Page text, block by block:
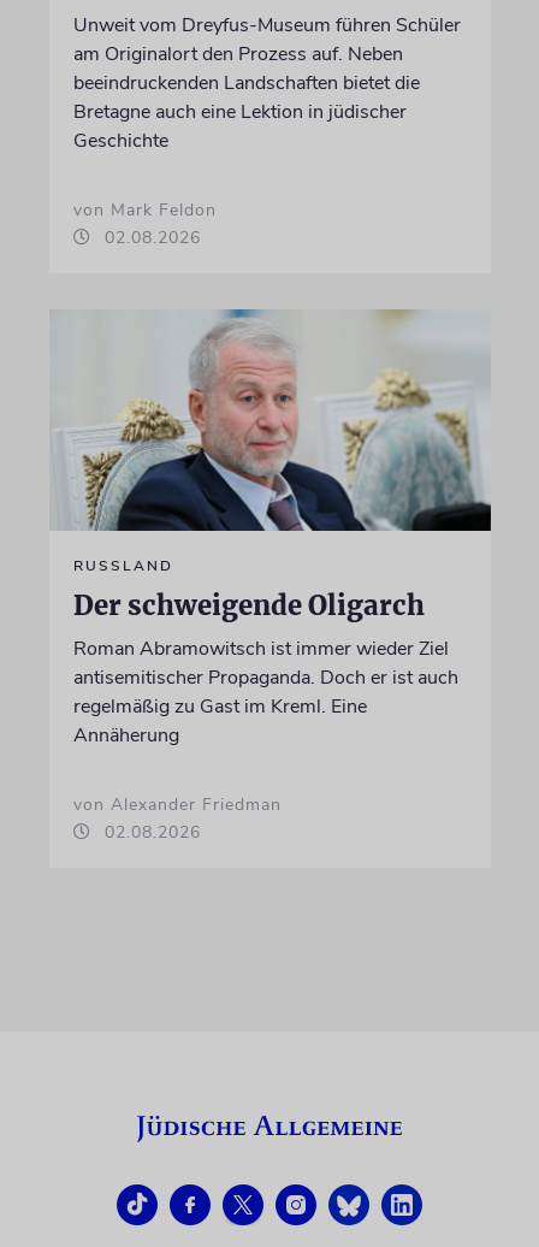
Unweit vom Dreyfus-Museum führen Schüler
am Originalort den Prozess auf. Neben
beeindruckenden Landschaften bietet die
Bretagne auch eine Lektion in jüdischer
Geschichte
von Mark Feldon
02.08.2026
RUSSLAND
Der schweigende Oligarch
Roman Abramowitsch ist immer wieder Ziel
antisemitischer Propaganda. Doch er ist auch
regelmäßig zu Gast im Kreml. Eine
Annäherung
von Alexander Friedman
02.08.2026